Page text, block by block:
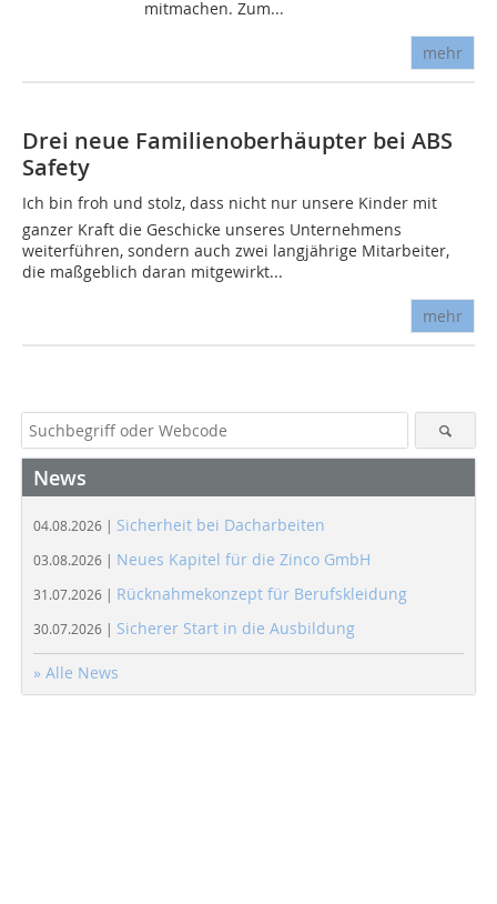
mitmachen. Zum...
mehr
Drei neue Familienoberhäupter bei ABS
Safety
Ich bin froh und stolz, dass nicht nur unsere Kinder mit
ganzer Kraft die Geschicke unseres Unternehmens
weiterführen, sondern auch zwei langjährige Mitarbeiter,
die maßgeblich daran mitgewirkt...
mehr
News
04.08.2026 | Sicherheit bei Dacharbeiten
03.08.2026 | Neues Kapitel für die Zinco GmbH
31.07.2026 | Rücknahmekonzept für Berufskleidung
30.07.2026 | Sicherer Start in die Ausbildung
» Alle News